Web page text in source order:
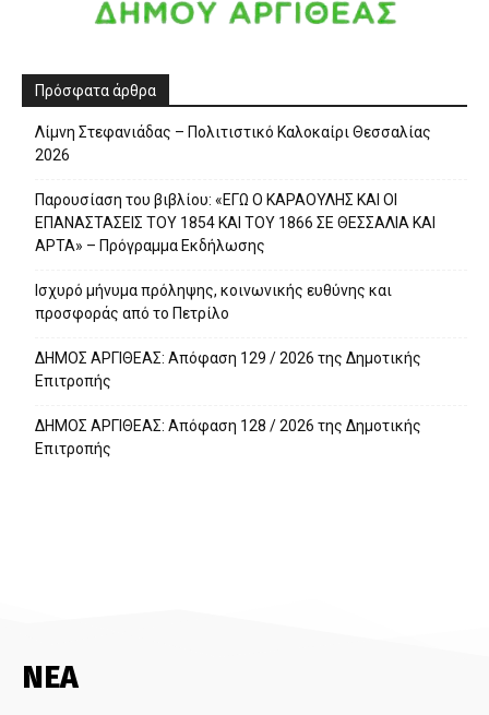
Πρόσφατα άρθρα
Λίμνη Στεφανιάδας – Πολιτιστικό Καλοκαίρι Θεσσαλίας
2026
Παρουσίαση του βιβλίου: «ΕΓΩ Ο ΚΑΡΑΟΥΛΗΣ ΚΑΙ ΟΙ
ΕΠΑΝΑΣΤΑΣΕΙΣ ΤΟΥ 1854 ΚΑΙ ΤΟΥ 1866 ΣΕ ΘΕΣΣΑΛΙΑ ΚΑΙ
ΑΡΤΑ» – Πρόγραμμα Εκδήλωσης
Ισχυρό μήνυμα πρόληψης, κοινωνικής ευθύνης και
προσφοράς από το Πετρίλο
ΔΗΜΟΣ ΑΡΓΙΘΕΑΣ: Απόφαση 129 / 2026 της Δημοτικής
Επιτροπής
ΔΗΜΟΣ ΑΡΓΙΘΕΑΣ: Απόφαση 128 / 2026 της Δημοτικής
Επιτροπής
ΝΕΑ